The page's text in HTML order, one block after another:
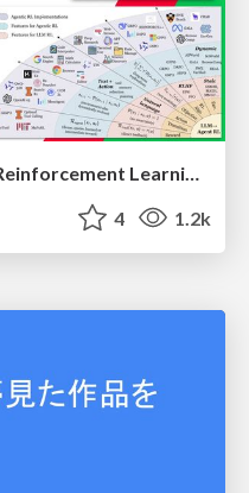
4 1.2k